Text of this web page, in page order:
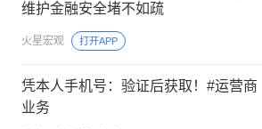
维护金融安全堵不如疏
火星宏观 打开APP
凭本人手机号：验证后获取！#运营商
业务